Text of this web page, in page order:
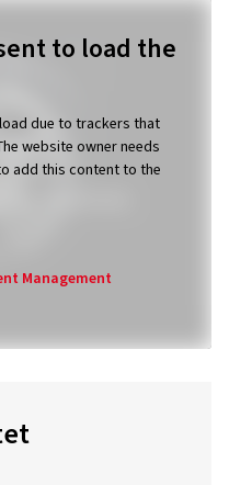
website owner needs
add this content to the
Management